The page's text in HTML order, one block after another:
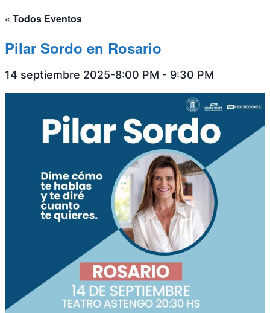
« Todos Eventos
Pilar Sordo en Rosario
14 septiembre 2025-8:00 PM - 9:30 PM